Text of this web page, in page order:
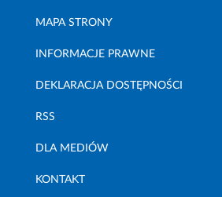
MAPA STRONY
INFORMACJE PRAWNE
DEKLARACJA DOSTĘPNOŚCI
RSS
DLA MEDIÓW
KONTAKT